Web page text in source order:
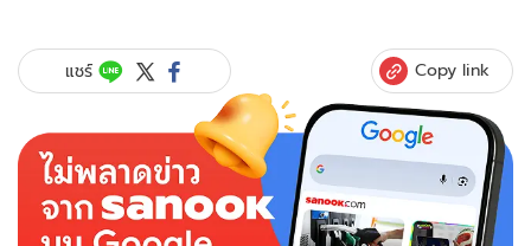
ดีๆ
"ไอซ์
ษฎา"
อวด
ความ
แชร์ Copy link